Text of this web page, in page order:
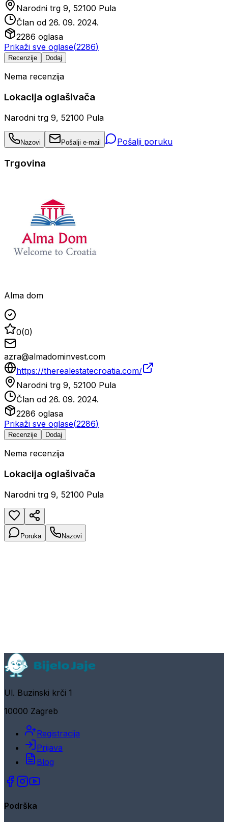
Narodni trg 9, 52100 Pula
Član od 26. 09. 2024.
2286 oglasa
Prikaži sve oglase(2286)
Recenzije Dodaj
Nema recenzija
Lokacija oglašivača
Narodni trg 9, 52100 Pula
Nazovi Pošalji e-mail Pošalji poruku
Trgovina
Alma dom
0(0)
azra@almadominvest.com
https://therealestatecroatia.com/
Narodni trg 9, 52100 Pula
Član od 26. 09. 2024.
2286 oglasa
Prikaži sve oglase(2286)
Recenzije Dodaj
Nema recenzija
Lokacija oglašivača
Narodni trg 9, 52100 Pula
Poruka Nazovi
Ul. Buzinski krči 1
10000 Zagreb
Registracija
Prijava
Blog
Podrška